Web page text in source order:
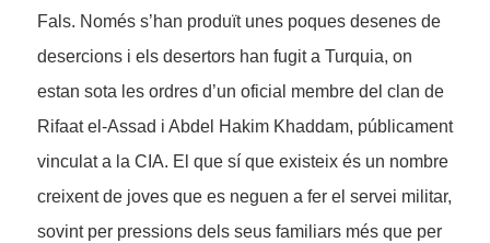
Fals. Només s’han produït unes poques desenes de
desercions i els desertors han fugit a Turquia, on
estan sota les ordres d’un oficial membre del clan de
Rifaat el-Assad i Abdel Hakim Khaddam, públicament
vinculat a la CIA. El que sí que existeix és un nombre
creixent de joves que es neguen a fer el servei militar,
sovint per pressions dels seus familiars més que per